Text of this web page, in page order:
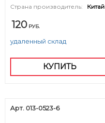
Страна производитель:
Китай
120 РУБ.
удаленный склад
КУПИТЬ
Арт. 013-0523-6